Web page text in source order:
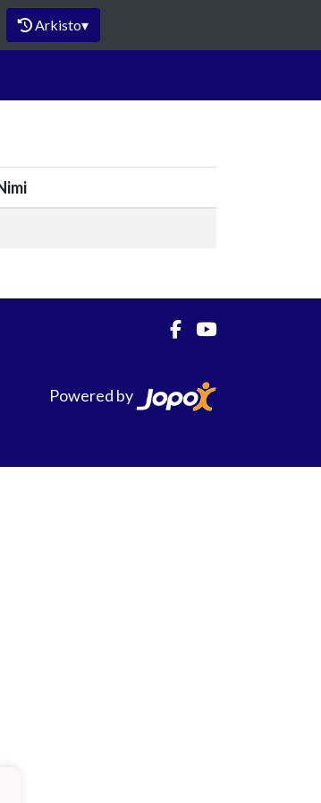
Arkisto▾
Powered by